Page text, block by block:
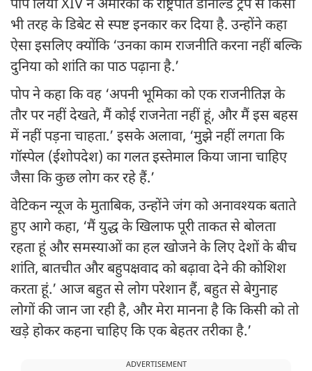
पोप लियो XIV ने अमेरिका के राष्ट्रपति डोनाल्ड ट्रंप से किसी
भी तरह के डिबेट से स्पष्ट इनकार कर दिया है. उन्होंने कहा
ऐसा इसलिए क्योंकि ‘उनका काम राजनीति करना नहीं बल्कि
दुनिया को शांति का पाठ पढ़ाना है.’
पोप ने कहा कि वह ‘अपनी भूमिका को एक राजनीतिज्ञ के
तौर पर नहीं देखते, मैं कोई राजनेता नहीं हूं, और मैं इस बहस
में नहीं पड़ना चाहता.’ इसके अलावा, ‘मुझे नहीं लगता कि
गॉस्पेल (ईशोपदेश) का गलत इस्तेमाल किया जाना चाहिए
जैसा कि कुछ लोग कर रहे हैं.’
वेटिकन न्यूज के मुताबिक, उन्होंने जंग को अनावश्यक बताते
हुए आगे कहा, ‘मैं युद्ध के खिलाफ पूरी ताकत से बोलता
रहता हूं और समस्याओं का हल खोजने के लिए देशों के बीच
शांति, बातचीत और बहुपक्षवाद को बढ़ावा देने की कोशिश
करता हूं.’ आज बहुत से लोग परेशान हैं, बहुत से बेगुनाह
लोगों की जान जा रही है, और मेरा मानना ​​है कि किसी को तो
खड़े होकर कहना चाहिए कि एक बेहतर तरीका है.’
ADVERTISEMENT